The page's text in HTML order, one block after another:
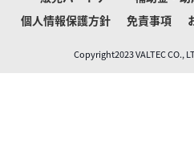
個人情報保護方針
免責事項
Copyright2023 VALTEC CO.,